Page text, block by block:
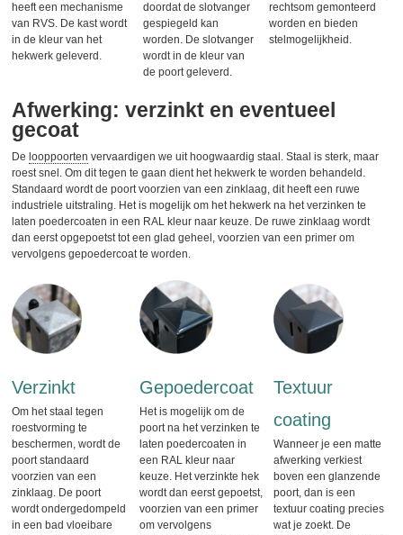
heeft een mechanisme
van RVS. De kast wordt
in de kleur van het
hekwerk geleverd.
doordat de slotvanger
gespiegeld kan
worden. De slotvanger
wordt in de kleur van
de poort geleverd.
rechtsom gemonteerd
worden en bieden
stelmogelijkheid.
Afwerking: verzinkt en eventueel
gecoat
De looppoorten vervaardigen we uit hoogwaardig staal. Staal is sterk, maar
roest snel. Om dit tegen te gaan dient het hekwerk te worden behandeld.
Standaard wordt de poort voorzien van een zinklaag, dit heeft een ruwe
industriele uitstraling. Het is mogelijk om het hekwerk na het verzinken te
laten poedercoaten in een RAL kleur naar keuze. De ruwe zinklaag wordt
dan eerst opgepoetst tot een glad geheel, voorzien van een primer om
vervolgens gepoedercoat te worden.
Verzinkt
Om het staal tegen
roestvorming te
beschermen, wordt de
poort standaard
voorzien van een
zinklaag. De poort
wordt ondergedompeld
in een bad vloeibare
Gepoedercoat
Het is mogelijk om de
poort na het verzinken te
laten poedercoaten in
een RAL kleur naar
keuze. Het verzinkte hek
wordt dan eerst gepoetst,
voorzien van een primer
om vervolgens
Textuur
coating
Wanneer je een matte
afwerking verkiest
boven een glanzende
poort, dan is een
textuur coating precies
wat je zoekt. De